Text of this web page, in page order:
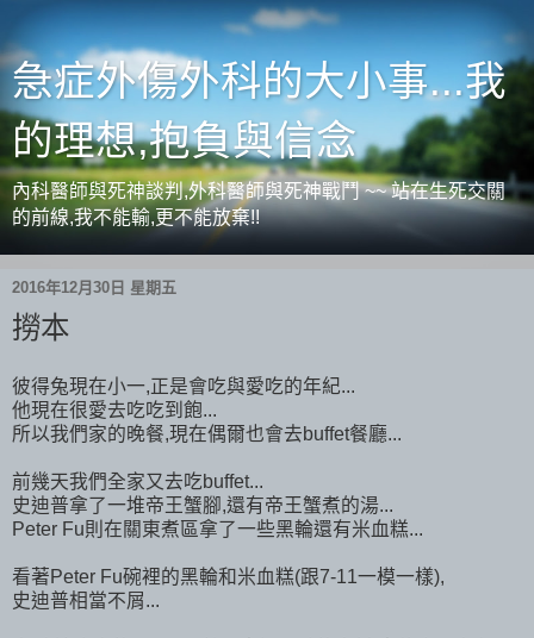
急症外傷外科的大小事...我
的理想,抱負與信念
內科醫師與死神談判,外科醫師與死神戰鬥 ~~ 站在生死交關
的前線,我不能輸,更不能放棄!!
2016年12月30日 星期五
撈本
彼得兔現在小一,正是會吃與愛吃的年紀...
他現在很愛去吃吃到飽...
所以我們家的晚餐,現在偶爾也會去buffet餐廳...
前幾天我們全家又去吃buffet...
史迪普拿了一堆帝王蟹腳,還有帝王蟹煮的湯...
Peter Fu則在關東煮區拿了一些黑輪還有米血糕...
看著Peter Fu碗裡的黑輪和米血糕(跟7-11一模一樣),
史迪普相當不屑...